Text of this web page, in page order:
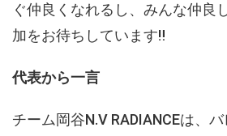
ぐ仲良くなれるし、みんな仲良
加をお待ちしています‼
代表から一言
チーム岡谷N.V RADIANCEは、